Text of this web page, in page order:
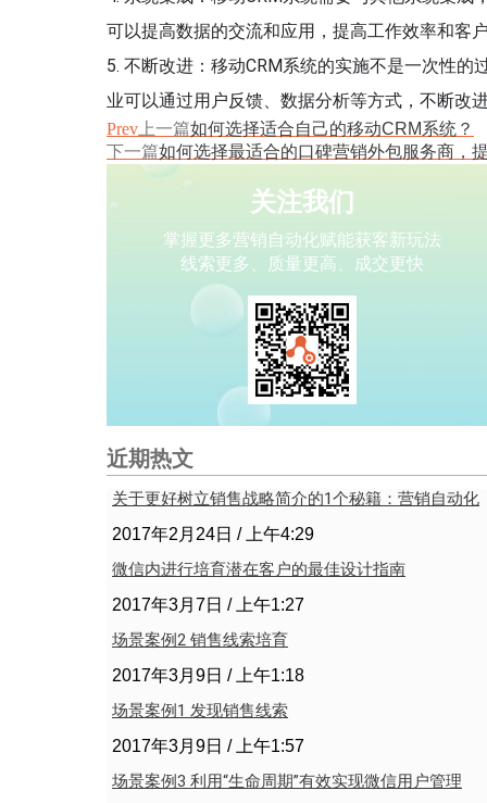
可以提高数据的交流和应用，提高工作效率和客
5. 不断改进：移动CRM系统的实施不是一次性
业可以通过用户反馈、数据分析等方式，不断改
Prev 上一篇如何选择适合自己的移动CRM系统？
下一篇如何选择最适合的口碑营销外包服务商，
关注我们
掌握更多营销自动化赋能获客新玩法
线索更多、质量更高、成交更快
近期热文
关于更好树立销售战略简介的1个秘籍：营销自动化
2017年2月24日 上午4:29
微信内进行培育潜在客户的最佳设计指南
2017年3月7日 上午1:27
场景案例2 销售线索培育
2017年3月9日 上午1:18
场景案例1 发现销售线索
2017年3月9日 上午1:57
场景案例3 利用“生命周期”有效实现微信用户管理